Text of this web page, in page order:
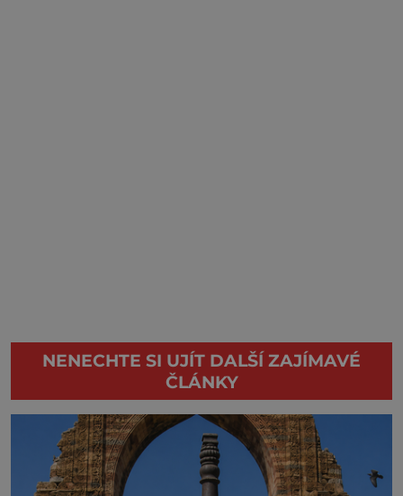
NENECHTE SI UJÍT DALŠÍ ZAJÍMAVÉ
ČLÁNKY